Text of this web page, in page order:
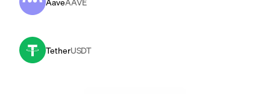
TetherUSDT